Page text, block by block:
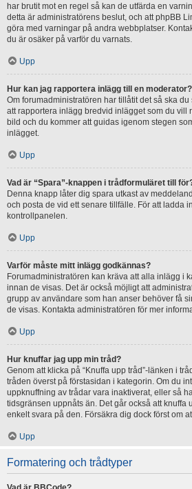
har brutit mot en regel så kan de utfärda en
detta är administratörens beslut, och att phpBB
göra med varningar på andra webbplatser.
du är osäker på varför du varnats.
Upp
Hur kan jag rapportera inlägg till en moderator?
Om forumadministratören har tillåtit det så ska
att rapportera inlägg bredvid inlägget som du vill
bild och du kommer att guidas igenom stegen
inlägget.
Upp
Vad är “Spara”-knappen i trådformuläret till
Denna knapp låter dig spara utkast av
och posta de vid ett senare tillfälle. För att ladda
kontrollpanelen.
Upp
Varför måste mitt inlägg godkännas?
Forumadministratören kan kräva att alla inlägg i
innan de visas. Det är också möjligt att
grupp av användare som han anser behöver få
de visas. Kontakta administratören för mer
Upp
Hur knuffar jag upp min tråd?
Genom att klicka på “Knuffa upp tråd”-länken i
tråden överst på förstasidan i kategorin. Om du
uppknuffning av trådar vara inaktiverat, eller så
tidsgränsen uppnåts än. Det går också att knuffa
enkelt svara på den. Försäkra dig dock först om
Upp
Formatering och trådtyper